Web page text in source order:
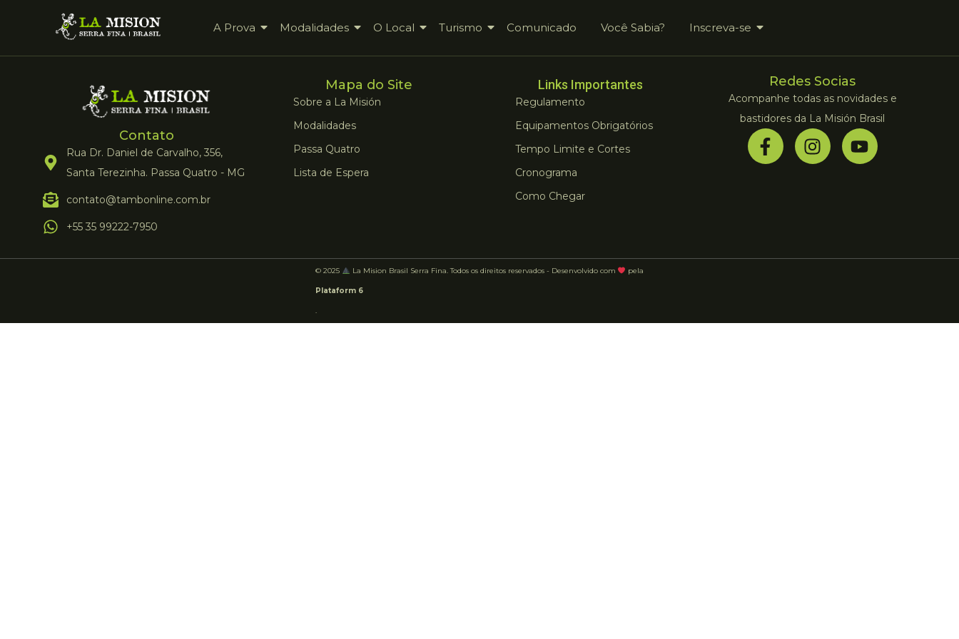
A Prova Modalidades O Local Turismo Comunicado Você Sabia? Inscreva-se
Contato
Rua Dr. Daniel de Carvalho, 356,
Santa Terezinha. Passa Quatro - MG
contato@tambonline.com.br
+55 35 99222-7950
Mapa do Site
Sobre a La Misión
Modalidades
Passa Quatro
Lista de Espera
Links Importantes
Regulamento
Equipamentos Obrigatórios
Tempo Limite e Cortes
Cronograma
Como Chegar
Redes Socias
Acompanhe todas as novidades e
bastidores da La Misión Brasil
© 2025 La Mision Brasil Serra Fina. Todos os direitos reservados - Desenvolvido com pela
Plataform 6
.